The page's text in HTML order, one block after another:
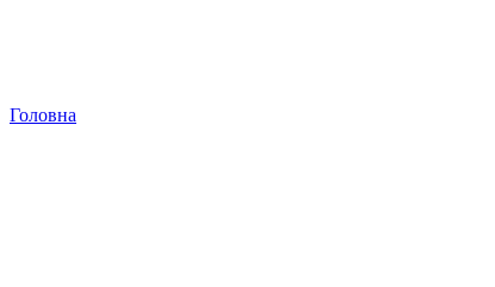
Головна